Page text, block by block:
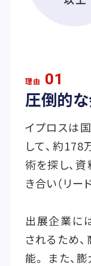
理由 01
圧倒的
イプロスは
して、約178
術を探し、資
き合い（リー
出展企業に
されるため
能。 また、